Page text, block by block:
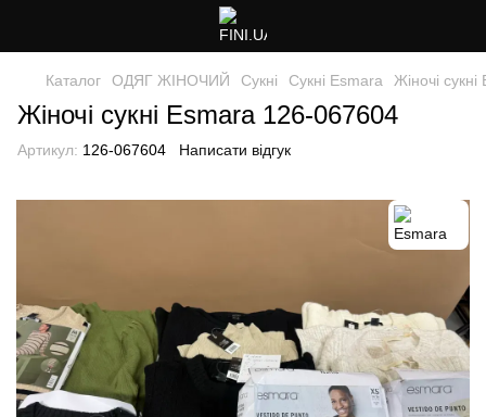
Каталог ОДЯГ ЖІНОЧИЙ Сукні Сукні Esmara Жіночі
Жіночі сукні Esmara 126-067604
Артикул: 126-067604 Написати відгук